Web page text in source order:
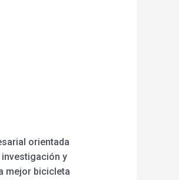
orientada
y
mejor bicicleta